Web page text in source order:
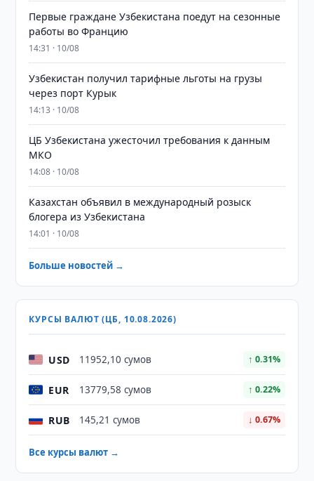
Первые граждане Узбекистана поедут на сезонные
работы во Францию
14:31 · 10/08
Узбекистан получил тарифные льготы на грузы
через порт Курык
14:13 · 10/08
ЦБ Узбекистана ужесточил требования к данным
МКО
14:08 · 10/08
Казахстан объявил в международный розыск
блогера из Узбекистана
14:01 · 10/08
Больше новостей →
КУРСЫ ВАЛЮТ (ЦБ, 10.08.2026)
USD 11952,10 сумов ↑ 0.31%
EUR 13779,58 сумов ↑ 0.22%
RUB 145,21 сумов ↓ 0.67%
Все курсы валют →